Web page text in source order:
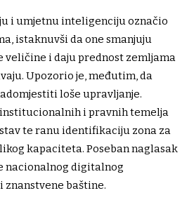
i umjetnu inteligenciju označio
istaknuvši da one smanjuju
veličine i daju prednost zemljama
Upozorio je, međutim, da
loše upravljanje.
i pravnih temelja
te ranu identifikaciju zona za
kapaciteta. Poseban naglasak
nacionalnog digitalnog
baštine.